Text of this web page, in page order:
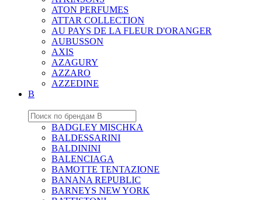
ATON PERFUMES
ATTAR COLLECTION
AU PAYS DE LA FLEUR D'ORANGER
AUBUSSON
AXIS
AZAGURY
AZZARO
AZZEDINE
B
BADGLEY MISCHKA
BALDESSARINI
BALDININI
BALENCIAGA
BAMOTTE TENTAZIONE
BANANA REPUBLIC
BARNEYS NEW YORK